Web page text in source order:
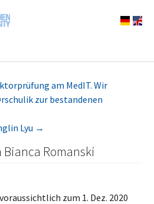
am MedIT. Wir
zur bestandenen
Lyu →
Romanski
zum 1. Dez. 2020